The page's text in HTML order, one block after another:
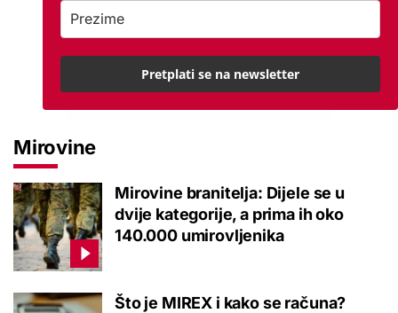
Mirovine
Mirovine branitelja: Dijele se u
dvije kategorije, a prima ih oko
140.000 umirovljenika
Što je MIREX i kako se računa?
Pretplati se na newsletter